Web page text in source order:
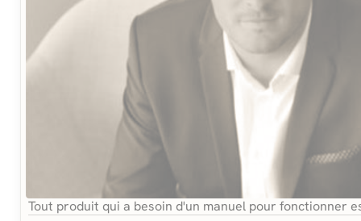
Tout produit qui a besoin d'un manuel pour fonctionner